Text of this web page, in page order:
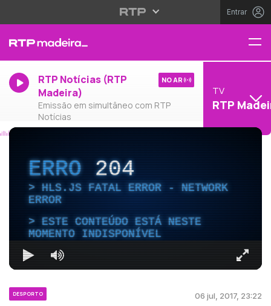
Entrar
RTP Notícias (RTP
Madeira)
Emissão em simultâneo com RTP
Notícias
NO AR
TV
RTP
ERRO204
HLS.JS FATAL ERROR - NETWORK
ERROR
ESTE CONTEÚDO ESTÁ NESTE
MOMENTO INDISPONÍVEL
DESPORTO 06 jul, 2017, 23:22